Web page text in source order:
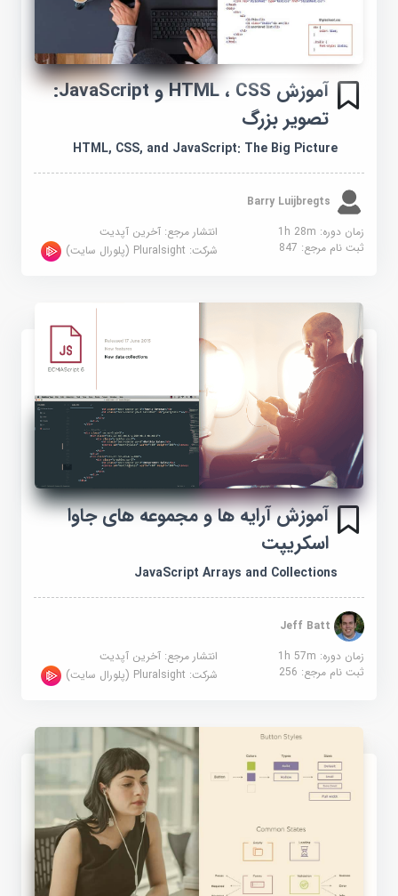
آموزش HTML ، CSS و JavaScript:
تصویر بزرگ
HTML, CSS, and JavaScript: The Big Picture
Barry Luijbregts
زمان دوره: 1h 28m
انتشار مرجع:آخرین آپدیت
ثبت نام مرجع:847 شرکت:Pluralsight (پلورال سایت)
آموزش آرایه ها و مجموعه های جاوا
اسکریپت
JavaScript Arrays and Collections
Jeff Batt
زمان دوره: 1h 57m
انتشار مرجع:آخرین آپدیت
ثبت نام مرجع:256 شرکت:Pluralsight (پلورال سایت)